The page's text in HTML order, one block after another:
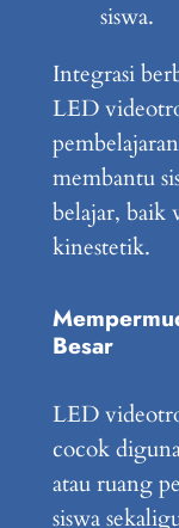
siswa.
Integrasi
LED
membantu
belajar, baik
kinestetik.
Besar
LED
cocok
atau ruang
siswa